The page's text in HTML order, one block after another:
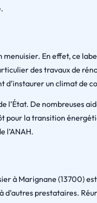
En effet, ce
des travaux de
d’instaurer un climat de
l’État. De nombreuses
pour la transition
l’ANAH.
à Marignane (13700)
prestataires.